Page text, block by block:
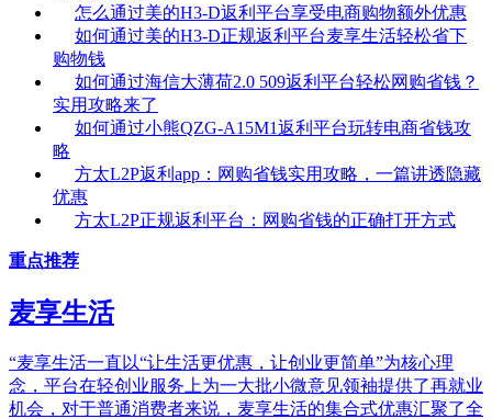
怎么通过美的H3-D返利平台享受电商购物额外优惠
如何通过美的H3-D正规返利平台麦享生活轻松省下
购物钱
如何通过海信大薄荷2.0 509返利平台轻松网购省钱？
实用攻略来了
如何通过小熊QZG-A15M1返利平台玩转电商省钱攻
略
方太L2P返利app：网购省钱实用攻略，一篇讲透隐藏
优惠
方太L2P正规返利平台：网购省钱的正确打开方式
重点推荐
麦享生活
“麦享生活一直以“让生活更优惠，让创业更简单”为核心理
念，平台在轻创业服务上为一大批小微意见领袖提供了再就业
机会，对于普通消费者来说，麦享生活的集合式优惠汇聚了全